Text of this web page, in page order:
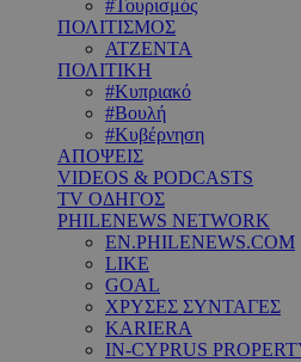
#Τουρισμός
ΠΟΛΙΤΙΣΜΟΣ
ΑΤΖΕΝΤΑ
ΠΟΛΙΤΙΚΗ
#Κυπριακό
#Βουλή
#Κυβέρνηση
ΑΠΟΨΕΙΣ
VIDEOS & PODCASTS
TV ΟΔΗΓΟΣ
PHILENEWS NETWORK
EN.PHILENEWS.COM
LIKE
GOAL
ΧΡΥΣΕΣ ΣΥΝΤΑΓΕΣ
KARIERA
IN-CYPRUS